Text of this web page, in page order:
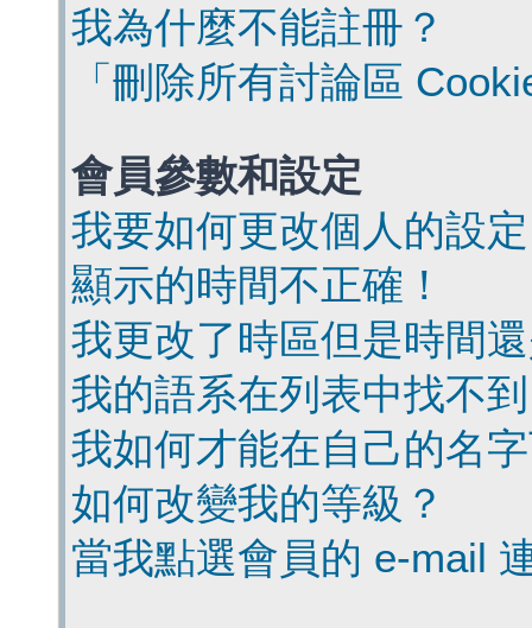
我為什麼不能註冊？
「刪除所有討論區
會員參數和設定
我要如何更改個人的設
顯示的時間不正確！
我更改了時區但是時間
我的語系在列表中找不
我如何才能在自己的名
如何改變我的等級？
當我點選會員的 e-mail